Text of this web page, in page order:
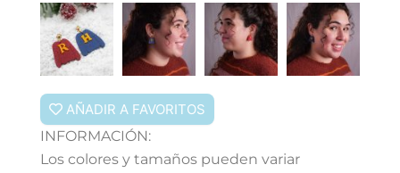
AÑADIR A FAVORITOS
INFORMACIÓN:
Los colores y tamaños pueden variar